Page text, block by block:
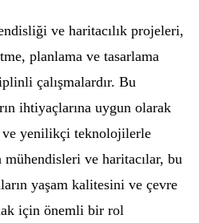
ve haritacılık projeleri,
planlama ve tasarlama
çalışmalardır. Bu
ihtiyaçlarına uygun olarak
yenilikçi teknolojilerle
ve haritacılar, bu
yaşam kalitesini ve çevre
için önemli bir rol